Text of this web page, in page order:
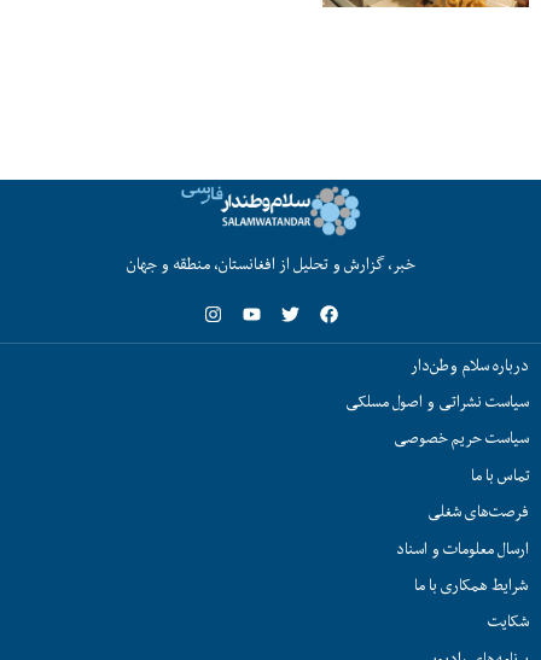
خبر، گزارش و تحلیل از افغانستان، منطقه و جهان
درباره سلام وطن‌دار
سیاست نشراتی و اصول مسلکی
سیاست حریم خصوصی
تماس با ما
فرصت‌های شغلی
ارسال معلومات و اسناد
شرایط همکاری با ما
شکایت